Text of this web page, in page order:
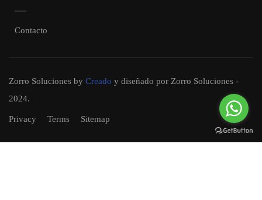
Contacto
Zorro Soluciones by Creado y diseñado por Zorro Soluciones -
2024.
Privacy Terms Sitemap